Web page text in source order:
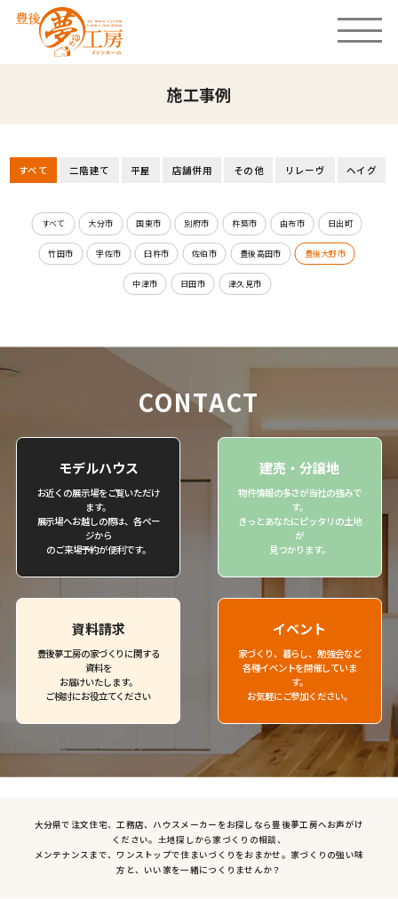
施工事例
すべて 二階建て 平屋 店舗併用 その他 リレーヴ ヘイグ
すべて 大分市 国東市 別府市 杵築市 由布市 日出町
竹田市 宇佐市 臼杵市 佐伯市 豊後高田市 豊後大野市
中津市 日田市 津久見市
CONTACT
モデルハウス
お近くの展示場をご覧いただけ
ます。
展示場へお越しの際は、各ペー
ジから
のご来場予約が便利です。
建売・分譲地
物件情報の多さが当社の強みで
す。
きっとあなたにピッタリの土地
が
見つかります。
資料請求
豊後夢工房の家づくりに関する
資料を
お届けいたします。
ご検討にお役立てください
イベント
家づくり、暮らし、勉強会など
各種イベントを開催していま
す。
お気軽にご参加ください。
大分県で注文住宅、工務店、ハウスメーカーをお探しなら豊後夢工房へお声がけ
ください。土地探しから家づくりの相談、
メンテナンスまで、ワンストップで住まいづくりをおまかせ。家づくりの強い味
方と、いい家を一緒につくりませんか？